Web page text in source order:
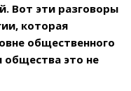
Вот эти разговоры
которая
общественного
общества это не